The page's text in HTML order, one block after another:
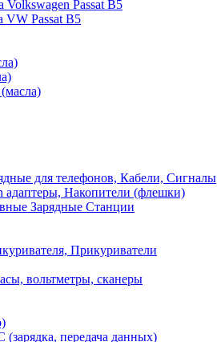
Volkswagen Passat B5
Passat B5
для телефонов, Кабели, Сигналы
адаптеры, Накопители (флешки)
Зарядные Станции
Прикуриватели
вольтметры, сканеры
(зарядка, передача данных)